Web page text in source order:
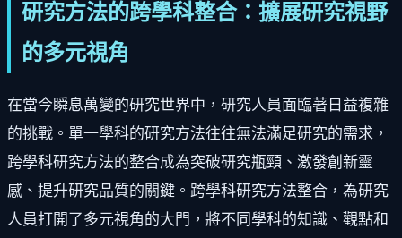
研究方法的跨學科整合：擴展研究視野
的多元視角
在當今瞬息萬變的研究世界中，研究人員面臨著日益複雜
的挑戰。單一學科的研究方法往往無法滿足研究的需求，
跨學科研究方法的整合成為突破研究瓶頸、激發創新靈
感、提升研究品質的關鍵。跨學科研究方法整合，為研究
人員打開了多元視角的大門，將不同學科的知識、觀點和